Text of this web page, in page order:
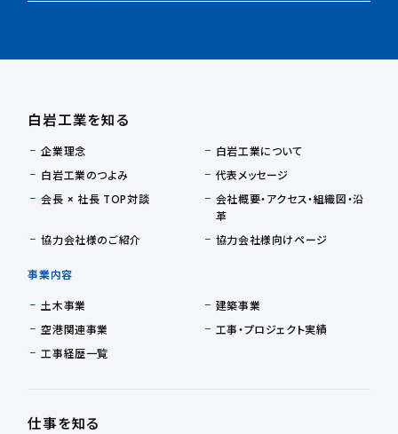
白岩工業を知る
企業理念
白岩工業について
白岩工業のつよみ
代表メッセージ
会長 × 社長 TOP対談
会社概要・アクセス・組織図・沿
革
協力会社様のご紹介
協力会社様向けページ
事業内容
土木事業
建築事業
空港関連事業
工事・プロジェクト実績
工事経歴一覧
仕事を知る